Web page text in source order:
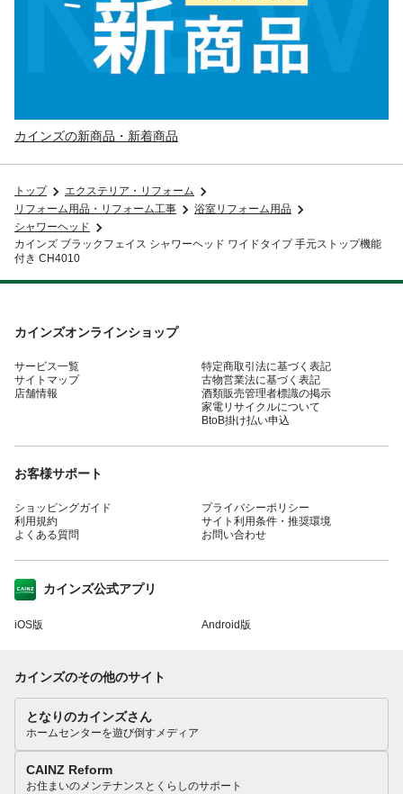
カインズの新商品・新着商品
トップ
エクステリア・リフォーム
リフォーム用品・リフォーム工事
浴室リフォーム用品
シャワーヘッド
カインズ ブラックフェイス シャワーヘッド ワイドタイプ 手元ストップ機能
付き CH4010
カインズオンラインショップ
サービス一覧
サイトマップ
店舗情報
特定商取引法に基づく表記
古物営業法に基づく表記
酒類販売管理者標識の掲示
家電リサイクルについて
BtoB掛け払い申込
お客様サポート
ショッピングガイド
利用規約
よくある質問
プライバシーポリシー
サイト利用条件・推奨環境
お問い合わせ
カインズ公式アプリ
iOS版 Android版
カインズのその他のサイト
となりのカインズさん
ホームセンターを遊び倒すメディア
CAINZ Reform
お住まいのメンテナンスとくらしのサポート